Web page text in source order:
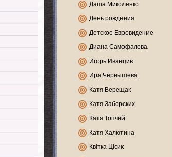
Даша Миколенко
День рождения
Детское Евровидение
Диана Самофалова
Игорь Иванцив
Ира Чернышева
Катя Верещак
Катя Заборских
Катя Топчий
Катя Халютина
Квітка Цісик